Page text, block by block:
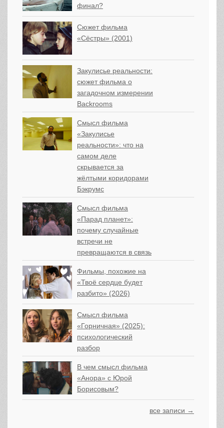
финал?
Сюжет фильма
«Сёстры» (2001)
Закулисье реальности:
сюжет фильма о
загадочном измерении
Backrooms
Смысл фильма
«Закулисье
реальности»: что на
самом деле
скрывается за
жёлтыми коридорами
Бэкрумс
Смысл фильма
«Парад планет»:
почему случайные
встречи не
превращаются в связь
Фильмы, похожие на
«Твоё сердце будет
разбито» (2026)
Смысл фильма
«Горничная» (2025):
психологический
разбор
В чем смысл фильма
«Анора» с Юрой
Борисовым?
все записи →